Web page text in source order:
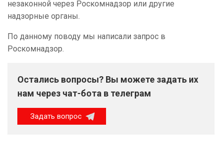
незаконной через Роскомнадзор или другие
надзорные органы.
По данному поводу мы написали запрос в
Роскомнадзор.
Остались вопросы? Вы можете задать их
нам через чат-бота в телеграм
Задать вопрос